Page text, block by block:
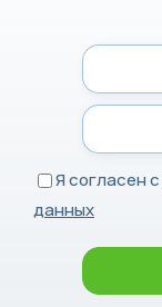
Я согласен с
данных